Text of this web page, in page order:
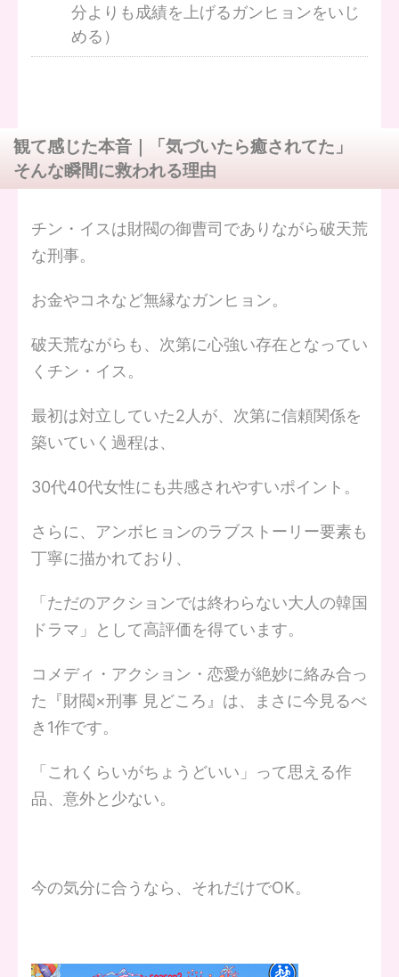
分よりも成績を上げるガンヒョンをいじ
める）
観て感じた本音｜「気づいたら癒されてた」
そんな瞬間に救われる理由
チン・イスは財閥の御曹司でありながら破天荒
な刑事。
お金やコネなど無縁なガンヒョン。
破天荒ながらも、次第に心強い存在となってい
くチン・イス。
最初は対立していた2人が、次第に信頼関係を
築いていく過程は、
30代40代女性にも共感されやすいポイント。
さらに、アンボヒョンのラブストーリー要素も
丁寧に描かれており、
「ただのアクションでは終わらない大人の韓国
ドラマ」として高評価を得ています。
コメディ・アクション・恋愛が絶妙に絡み合っ
た『財閥×刑事 見どころ』は、まさに今見るべ
き1作です。
「これくらいがちょうどいい」って思える作
品、意外と少ない。
今の気分に合うなら、それだけでOK。